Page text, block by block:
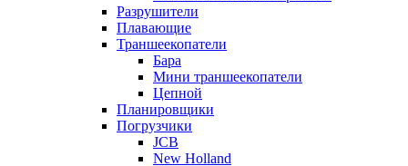
Разрушители
Плавающие
Траншеекопатели
Бара
Мини траншеекопатели
Цепной
Планировщики
Погрузчики
JCB
New Holland